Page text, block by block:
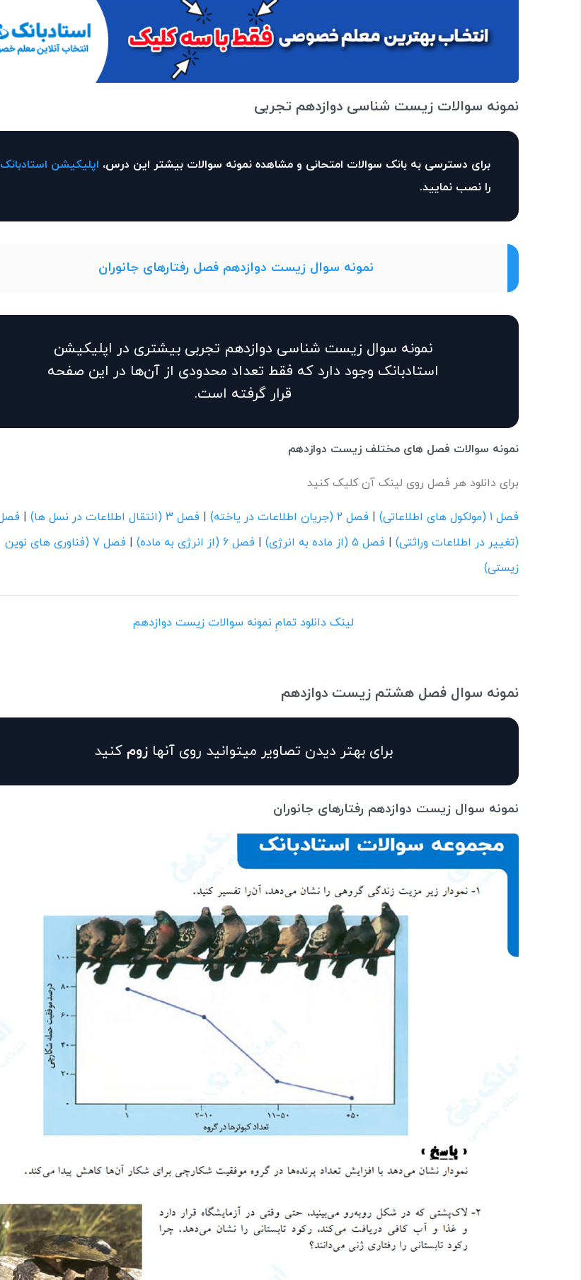
نمونه سوالات زیست شناسی دوازدهم تجربی
برای دسترسی به بانک سوالات امتحانی و مشاهده نمونه سوالات بیشتر این درس، اپلیکیشن استادبانک
را نصب نمایید.
نمونه سوال زیست دوازدهم فصل رفتارهای جانوران
نمونه سوال زیست شناسی دوازدهم تجربی بیشتری در اپلیکیشن
استادبانک وجود دارد که فقط تعداد محدودی از آن‌ها در این صفحه
قرار گرفته است.
نمونه سوالات فصل های مختلف زیست دوازدهم
برای دانلود هر فصل روی لینک آن کلیک کنید
فصل 1 (مولکول های اطلاعاتی) فصل 2 (جریان اطلاعات در یاخته) فصل 3 (انتقال اطلاعات در نسل ها)
(تغییر در اطلاعات وراثتی)
فصل 5 (از ماده به انرژی) فصل 6 (از انرژی به ماده)
فصل 7 (فناوری های نوین
زیستی)
لینک دانلود تمامِ نمونه سوالات زیست دوازدهم
نمونه سوال فصل هشتم زیست دوازدهم
برای بهتر دیدن تصاویر میتوانید روی آنهازوم کنید
نمونه سوال زیست دوازدهم رفتارهای جانوران